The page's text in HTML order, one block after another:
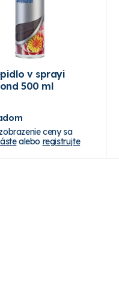
v sprayi
500 ml
ceny sa
alebo registrujte